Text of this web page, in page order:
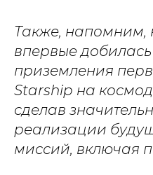
Также, напомним,
впервые добилась
приземления
Starship на
сделав
реализации
миссий, включая